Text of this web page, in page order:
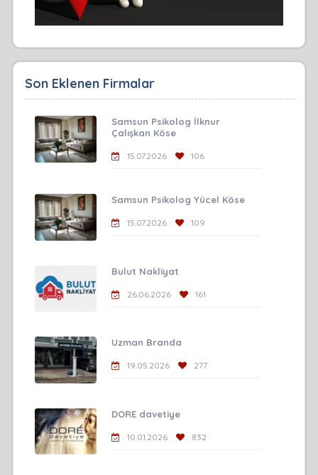
Son Eklenen Firmalar
Samsun Psikolog İlknur
Çalışkan Köse
15.07.2026 106
Samsun Psikolog Yücel Köse
15.07.2026 109
Bulut Nakliyat
26.06.2026 161
Uzman Branda
19.05.2026 277
DORE davetiye
10.01.2026 832